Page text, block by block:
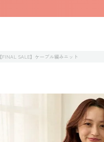
【FINAL SALE】ケーブル編みニット